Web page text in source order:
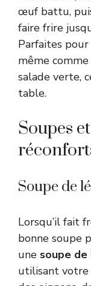
œuf battu,
faire frire
Parfaites
même
salade verte,
table.
Soupes
Soupe de
Lorsqu’il fait
bonne soupe
une soupe
utilisant votre